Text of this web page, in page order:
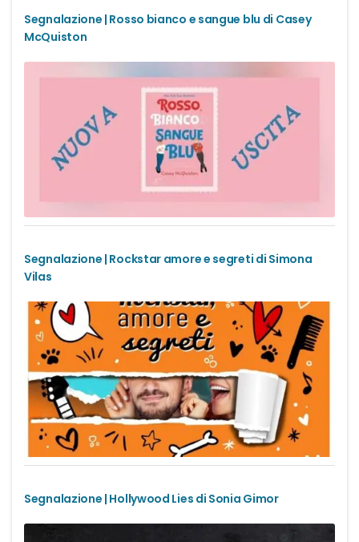
Romance vittoriani
Royal romance
Second-Chance romance
Sport romance
Spy romance
Young Adult
Fantasy
Urban Fantasy
Gialli
Narrativa
Segnalazione | Rosso bianco e sangue blu di Casey
McQuiston
Segnalazione | Rockstar amore e segreti di Simona
Vilas
Segnalazione | Hollywood Lies di Sonia Gimor